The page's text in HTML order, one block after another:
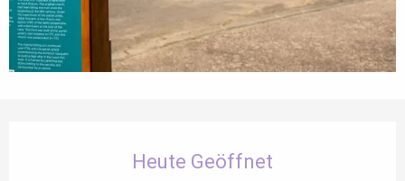
Heute Geöffnet